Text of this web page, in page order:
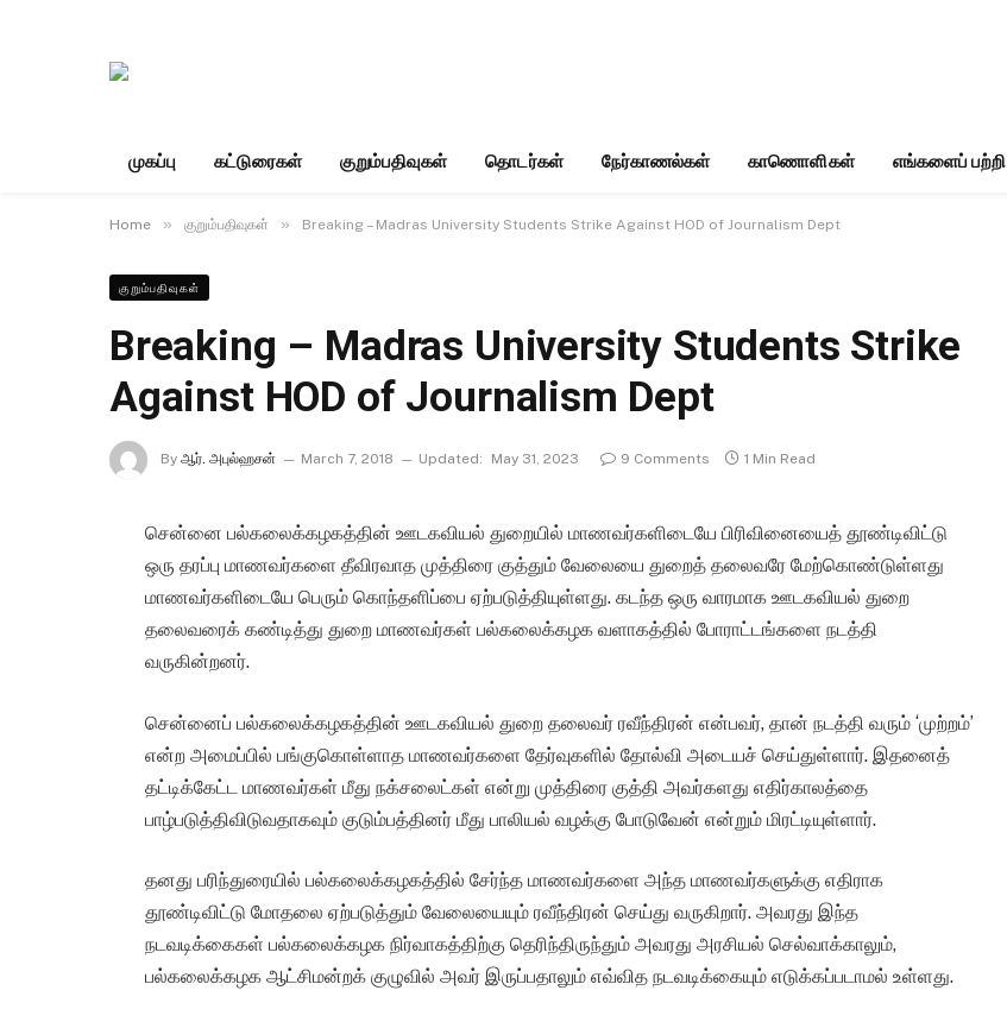
முகப்பு கட்டுரைகள் குறும்பதிவுகள் தொடர்கள் நேர்காணல்கள் காணொளிகள் எங்களைப் பற்றி
Home » குறும்பதிவுகள் » Breaking – Madras University Students Strike Against HOD of Journalism Dept
குறும்பதிவுகள்
Breaking – Madras University Students Strike
Against HOD of Journalism Dept
By ஆர். அபுல்ஹசன் March 7, 2018 Updated: May 31, 2023 9 Comments 1 Min Read
சென்னை பல்கலைக்கழகத்தின் ஊடகவியல் துறையில் மாணவர்களிடையே பிரிவினையைத் தூண்டிவிட்டு
ஒரு தரப்பு மாணவர்களை தீவிரவாத முத்திரை குத்தும் வேலையை துறைத் தலைவரே மேற்கொண்டுள்ளது
மாணவர்களிடையே பெரும் கொந்தளிப்பை ஏற்படுத்தியுள்ளது. கடந்த ஒரு வாரமாக ஊடகவியல் துறை
தலைவரைக் கண்டித்து துறை மாணவர்கள் பல்கலைக்கழக வளாகத்தில் போராட்டங்களை நடத்தி
வருகின்றனர்.
சென்னைப் பல்கலைக்கழகத்தின் ஊடகவியல் துறை தலைவர் ரவீந்திரன் என்பவர், தான் நடத்தி வரும் ‘முற்றம்’
என்ற அமைப்பில் பங்குகொள்ளாத மாணவர்களை தேர்வுகளில் தோல்வி அடையச் செய்துள்ளார். இதனைத்
தட்டிக்கேட்ட மாணவர்கள் மீது நக்சலைட்கள் என்று முத்திரை குத்தி அவர்களது எதிர்காலத்தை
பாழ்படுத்திவிடுவதாகவும் குடும்பத்தினர் மீது பாலியல் வழக்கு போடுவேன் என்றும் மிரட்டியுள்ளார்.
தனது பரிந்துரையில் பல்கலைக்கழகத்தில் சேர்ந்த மாணவர்களை அந்த மாணவர்களுக்கு எதிராக
தூண்டிவிட்டு மோதலை ஏற்படுத்தும் வேலையையும் ரவீந்திரன் செய்து வருகிறார். அவரது இந்த
நடவடிக்கைகள் பல்கலைக்கழக நிர்வாகத்திற்கு தெரிந்திருந்தும் அவரது அரசியல் செல்வாக்காலும்,
பல்கலைக்கழக ஆட்சிமன்றக் குழுவில் அவர் இருப்பதாலும் எவ்வித நடவடிக்கையும் எடுக்கப்படாமல் உள்ளது.